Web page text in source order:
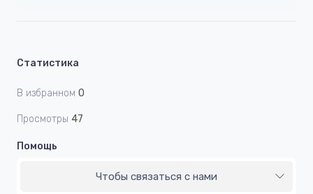
Статистика
В избранном 0
Просмотры 47
Помощь
Чтобы связаться с нами